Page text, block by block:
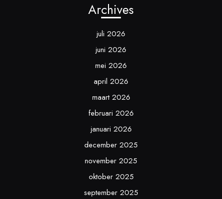
Archives
juli 2026
juni 2026
mei 2026
april 2026
maart 2026
februari 2026
januari 2026
december 2025
november 2025
oktober 2025
september 2025